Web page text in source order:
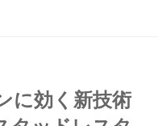
に効く新技術